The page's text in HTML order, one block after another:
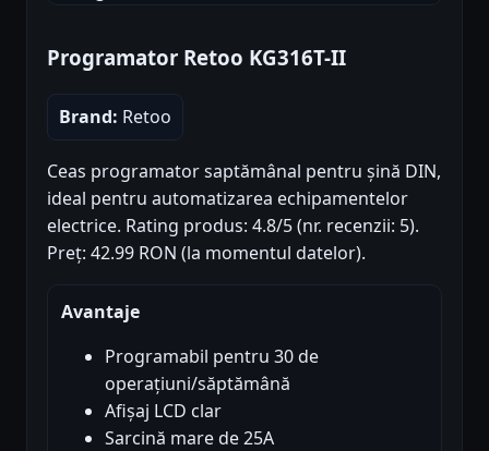
Programator Retoo KG316T-II
Brand: Retoo
Ceas programator saptămânal pentru șină DIN,
ideal pentru automatizarea echipamentelor
electrice. Rating produs: 4.8/5 (nr. recenzii: 5).
Preț: 42.99 RON (la momentul datelor).
Avantaje
Programabil pentru 30 de
operațiuni/săptămână
Afișaj LCD clar
Sarcină mare de 25A